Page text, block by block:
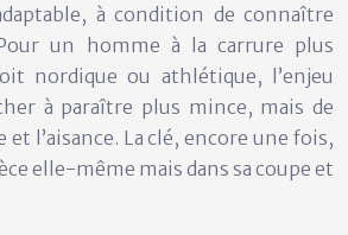
à condition de connaître
un homme à la carrure plus
nordique ou athlétique, l’enjeu
à paraître plus mince, mais de
l’aisance. La clé, encore une fois,
elle-même mais dans sa coupe et